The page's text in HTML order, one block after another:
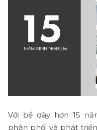
Với bề dày hơn 15
phân phối và phát